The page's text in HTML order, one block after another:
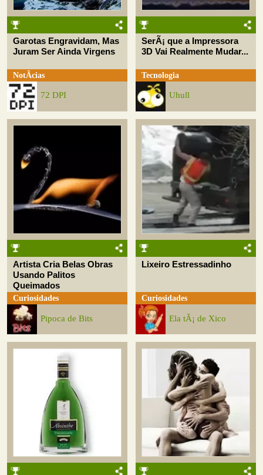
Garotas Engravidam, Mas
Juram Ser Ainda Virgens
NotÃ­cias
72 DPI
SerÃ¡ que a Impressora
3D Vai Realmente Mudar...
Tecnologia
Uhull
Artista Cria Belas Obras
Usando Palitos
Queimados
Curiosidades
Pipoca de Bits
Lixeiro Estressadinho
Curiosidades
Ela tÃ¡ de Xico